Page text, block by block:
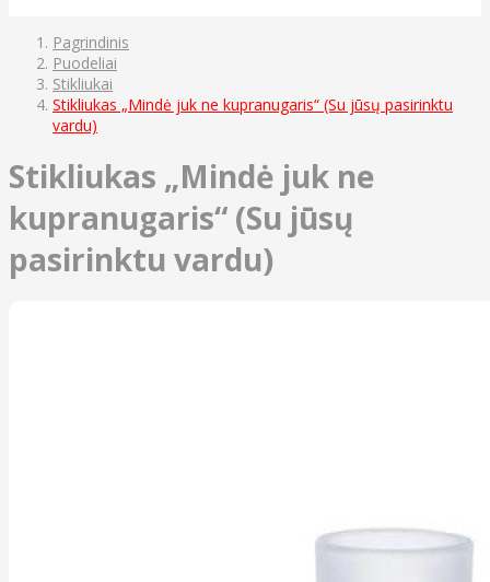
Pagrindinis
Puodeliai
Stikliukai
Stikliukas „Mindė juk ne kupranugaris“ (Su jūsų pasirinktu
vardu)
Stikliukas „Mindė juk ne
kupranugaris“ (Su jūsų
pasirinktu vardu)